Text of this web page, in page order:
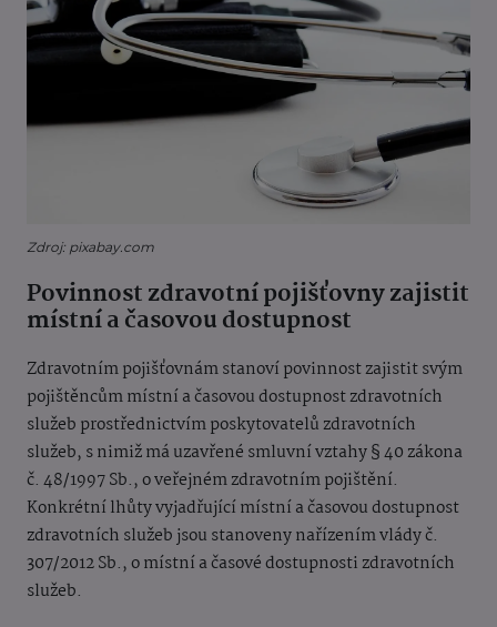
Zdroj: pixabay.com
Povinnost zdravotní pojišťovny zajistit
místní a časovou dostupnost
Zdravotním pojišťovnám stanoví povinnost zajistit svým
pojištěncům místní a časovou dostupnost zdravotních
služeb prostřednictvím poskytovatelů zdravotních
služeb, s nimiž má uzavřené smluvní vztahy § 40 zákona
č. 48/1997 Sb., o veřejném zdravotním pojištění.
Konkrétní lhůty vyjadřující místní a časovou dostupnost
zdravotních služeb jsou stanoveny nařízením vlády č.
307/2012 Sb., o místní a časové dostupnosti zdravotních
služeb.